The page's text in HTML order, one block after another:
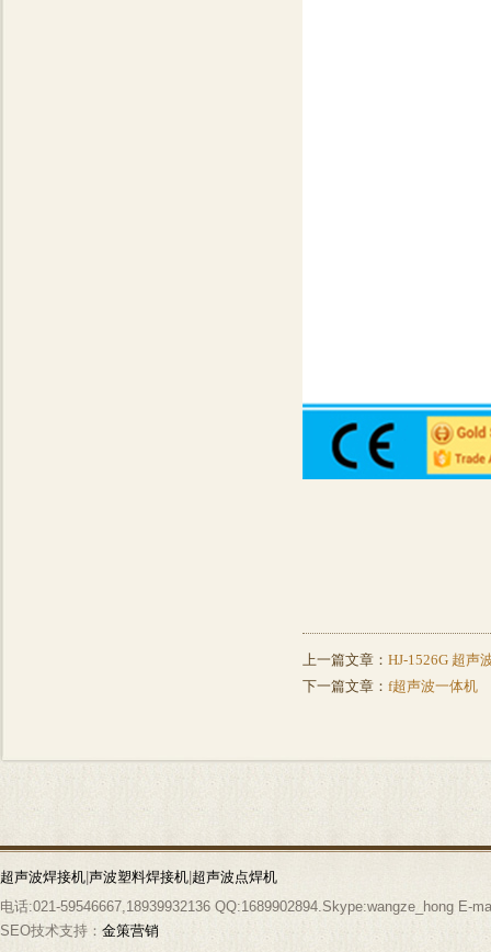
上一篇文章： HJ-1526G 超声
下一篇文章： f超声波一体机
超声波焊接机 声波塑料焊接机 超声波点焊机
电话:021-59546667,18939932136 QQ:1689902894.Skype:wangze_hong E-
SEO技术支持： 金策营销